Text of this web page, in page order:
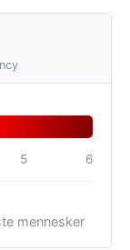
5 6
mennesker